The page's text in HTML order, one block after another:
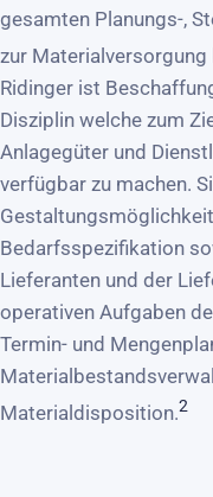
gesamten Planungs-,
zur Materialversorgung
Ridinger ist
Disziplin welche zum
Anlagegüter und
verfügbar zu machen.
Bedarfsspezifikation
Lieferanten und der
operativen Aufgaben
Termin- und
Materialdisposition.2